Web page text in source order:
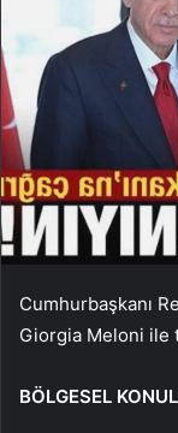
Cumhurbaşkanı
Giorgia Meloni
BÖLGESEL